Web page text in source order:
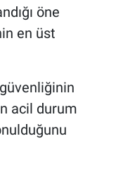
öne
en üst
acil durum